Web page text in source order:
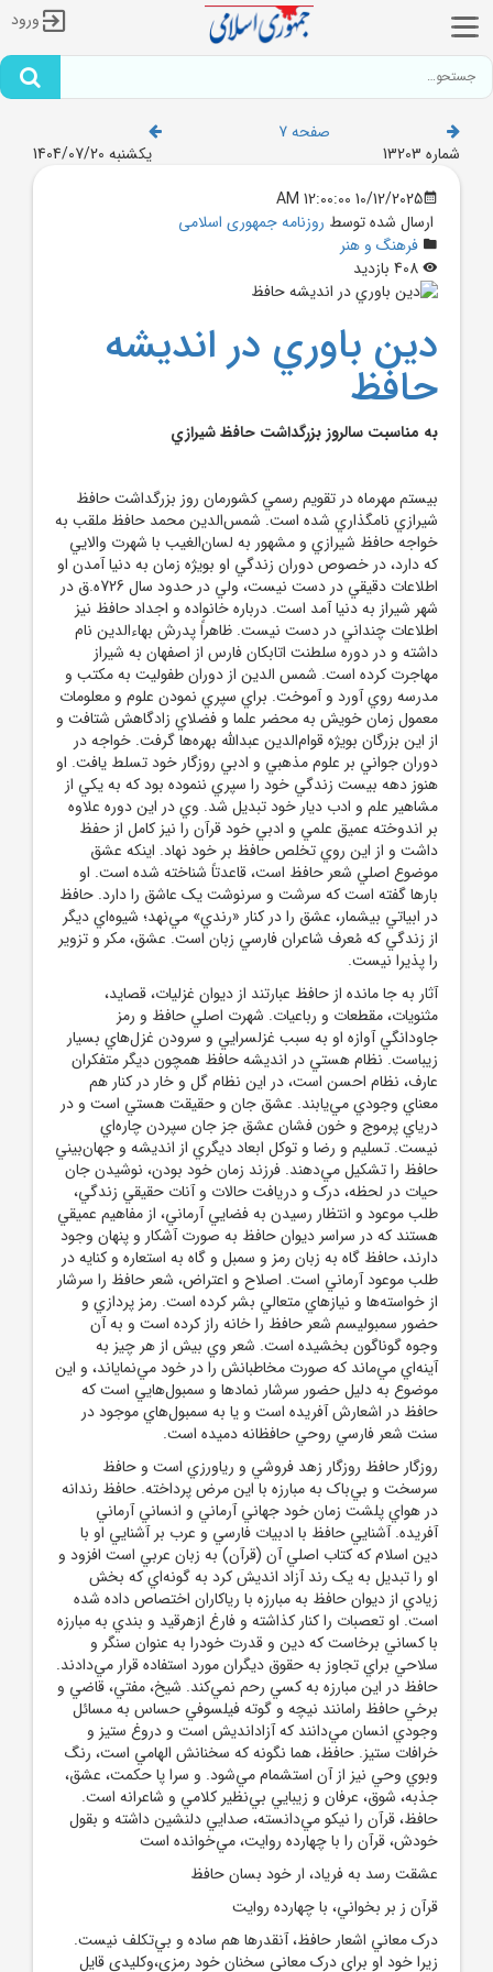
ورود
صفحه 7
شماره 13203
یکشنبه 1404/07/20
10/12/2025 12:00:00 AM
ارسال شده توسط روزنامه جمهوری اسلامی
فرهنگ و هنر
دين باوري در انديشه
حافظ
به مناسبت سالروز بزرگداشت حافظ شيرازي
بيستم مهرماه در تقويم رسمي کشورمان روز بزرگداشت حافظ
شيرازي نامگذاري شده است. شمس‌الدين محمد حافظ ملقب به
خواجه حافظ شيرازي و مشهور به لسان‌الغيب با شهرت والايي
که دارد، در خصوص دوران زندگي او بويژه زمان به دنيا آمدن او
اطلاعات دقيقي در دست نيست، ولي در حدود سال 726ه.ق در
شهر شيراز به دنيا آمد است. درباره خانواده و اجداد حافظ نيز
اطلاعات چنداني در دست نيست. ظاهراً پدرش بهاء‌الدين نام
داشته و در دوره سلطنت اتابکان فارس از اصفهان به شيراز
مهاجرت کرده است. شمس الدين از دوران طفوليت به مکتب و
مدرسه روي آورد و آموخت. براي سپري نمودن علوم و معلومات
معمول زمان خويش به محضر علما و فضلاي زادگاهش شتافت و
از اين بزرگان بويژه قوام‌الدين عبدالله بهره‌ها گرفت. خواجه در
دوران جواني بر علوم مذهبي و ادبي روزگار خود تسلط يافت. او
هنوز دهه بيست زندگي خود را سپري ننموده بود که به يکي از
مشاهير علم و ادب ديار خود تبديل شد. وي در اين دوره علاوه
بر اندوخته عميق علمي و ادبي خود قرآن را نيز کامل از حفظ
داشت و از اين روي تخلص حافظ بر خود نهاد. اينکه عشق
موضوع اصلي شعر حافظ است، قاعدتاً شناخته شده است. او
بارها گفته است که سرشت و سرنوشت يک عاشق را دارد. حافظ
در ابياتي بيشمار، عشق را در کنار «رندي» مي‌نهد؛ شيوه‌اي ديگر
از زندگي که مُعرف شاعران فارسي زبان است. عشق، مکر و تزوير
را پذيرا نيست.
آثار به جا مانده از حافظ عبارتند از ديوان غزليات، قصايد،
مثنويات، مقطعات و رباعيات. شهرت اصلي حافظ و رمز
جاودانگي آوازه او به سبب غزلسرايي و سرودن غزل‌هاي بسيار
زيباست. نظام هستي در انديشه حافظ همچون ديگر متفکران
عارف، نظام احسن است، در اين نظام گل و خار در کنار هم
معناي وجودي مي‌يابند. عشق جان و حقيقت هستي است و در
درياي پرموج و خون فشان عشق جز جان سپردن چاره‌اي
نيست. تسليم و رضا و توکل ابعاد ديگري از انديشه و جهان‌بيني
حافظ را تشکيل مي‌دهند. فرزند زمان خود بودن، نوشيدن جان
حيات در لحظه، درک و دريافت حالات و آنات حقيقي زندگي،
طلب موعود و انتظار رسيدن به فضايي آرماني، از مفاهيم عميقي
هستند که در سراسر ديوان حافظ به صورت آشکار و پنهان وجود
دارند، حافظ گاه به زبان رمز و سمبل و گاه به استعاره و کنايه در
طلب موعود آرماني است. اصلاح و اعتراض، شعر حافظ را سرشار
از خواسته‌ها و نيازهاي متعالي بشر کرده است. رمز پردازي و
حضور سمبوليسم شعر حافظ را خانه‌ راز کرده است و به آن
وجوه گوناگون بخشيده است. شعر وي بيش از هر چيز به
آينه‌اي مي‌ماند که صورت مخاطبانش را در خود مي‌نماياند، و اين
موضوع به دليل حضور سرشار نمادها و سمبول‌هايي است که
حافظ در اشعارش آفريده است و يا به سمبول‌هاي موجود در
سنت شعر فارسي روحي حافظانه دميده است.
روزگار حافظ روزگار زهد فروشي و رياورزي است و حافظ
سرسخت و بي‌باک به مبارزه با اين مرض پرداخته. حافظ رندانه
در هواي پلشت زمان خود جهاني آرماني و انساني آرماني
آفريده. آشنايي حافظ با ادبيات فارسي و عرب بر آشنايي او با
دين اسلام که کتاب اصلي آن (قرآن) به زبان عربي است افزود و
او را تبديل به يک رند آزاد انديش کرد به گونه‌اي که بخش
زيادي از ديوان حافظ به مبارزه با رياکاران اختصاص داده شده
است. او تعصبات را کنار کذاشته و فارغ ازهرقيد و بندي به مبارزه
با کساني برخاست که دين و قدرت خودرا به عنوان سنگر و
سلاحي براي تجاوز به حقوق ديگران مورد استفاده قرار مي‌دادند.
حافظ در اين مبارزه به کسي رحم نمي‌کند. شيخ، مفتي، قاضي و
برخي حافظ رامانند نيچه و گوته فيلسوفي حساس به مسائل
وجودي انسان مي‌دانند که آزادانديش است و دروغ ستيز و
خرافات ستيز. حافظ، هما نگونه که سخنانش الهامي است، رنگ
وبوي وحي نيز از آن استشمام مي‌شود. و سرا پا حکمت، عشق،
جذبه، شوق، عرفان و زيبايي بي‌نظير کلامي ‌و شاعرانه است.
حافظ، قرآن را نيکو مي‌دانسته، صدايي دلنشين داشته و بقول
خودش، قرآن را با چهارده روايت، مي‌خوانده است
عشقت رسد به فرياد، ار خود بسان حافظ
قرآن ز بر بخواني، با چهارده روايت
درک معاني اشعار حافظ، آنقدرها هم ساده و بي‌تکلف نيست.
زيرا خود او براي درک معاني سخنان خود رمزي،وکليدي قايل